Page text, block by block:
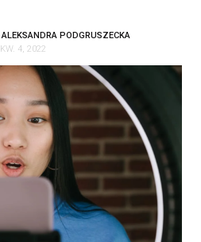
ALEKSANDRA PODGRUSZECKA
KW. 4, 2022